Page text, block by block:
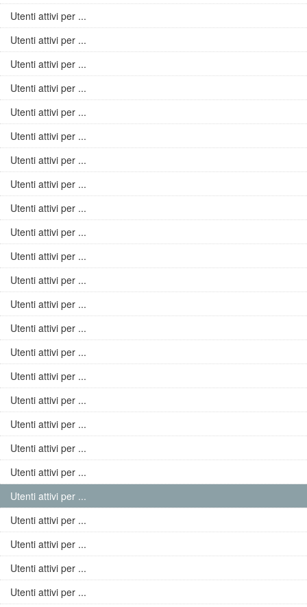
Utenti attivi per ...
Utenti attivi per ...
Utenti attivi per ...
Utenti attivi per ...
Utenti attivi per ...
Utenti attivi per ...
Utenti attivi per ...
Utenti attivi per ...
Utenti attivi per ...
Utenti attivi per ...
Utenti attivi per ...
Utenti attivi per ...
Utenti attivi per ...
Utenti attivi per ...
Utenti attivi per ...
Utenti attivi per ...
Utenti attivi per ...
Utenti attivi per ...
Utenti attivi per ...
Utenti attivi per ...
Utenti attivi per ...
Utenti attivi per ...
Utenti attivi per ...
Utenti attivi per ...
Utenti attivi per ...